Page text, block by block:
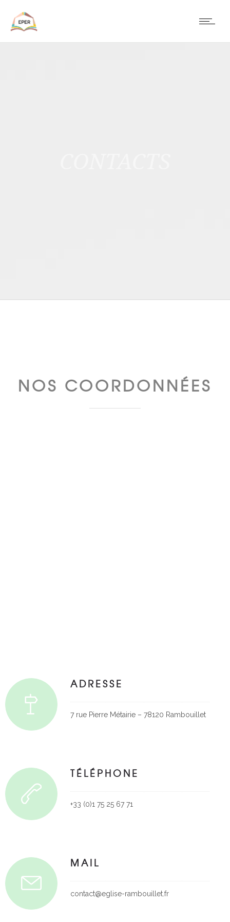
NOS COORDONNÉES
ADRESSE
7 rue Pierre Métairie – 78120 Rambouillet
TÉLÉPHONE
+33 (0)1 75 25 67 71
MAIL
contact@eglise-rambouillet.fr